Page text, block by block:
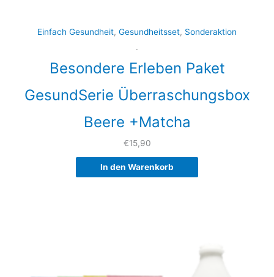
Einfach Gesundheit, Gesundheitsset, Sonderaktion
.
Besondere Erleben Paket
GesundSerie Überraschungsbox
Beere +Matcha
€15,90
In den Warenkorb